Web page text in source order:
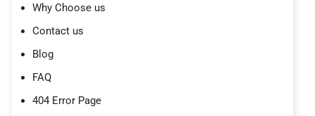
Why Choose us
Contact us
Blog
FAQ
404 Error Page